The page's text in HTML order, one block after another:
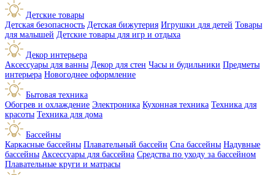
Детские товары
Детская безопасность Детская бижутерия Игрушки для детей Товары
для малышей Детские товары для игр и отдыха
Декор интерьера
Аксессуары для ванны Декор для стен Часы и будильники Предметы
интерьера Новогоднее оформление
Бытовая техника
Обогрев и охлаждение Электроника Кухонная техника Техника для
красоты Техника для дома
Бассейны
Каркасные бассейны Плавательный бассейн Спа бассейны Надувные
бассейны Аксессуары для бассейна Средства по уходу за бассейном
Плавательные круги и матрасы